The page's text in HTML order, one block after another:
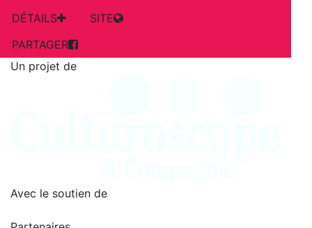
DÉTAILS
SITE
PARTAGER
Un projet de
Avec le soutien de